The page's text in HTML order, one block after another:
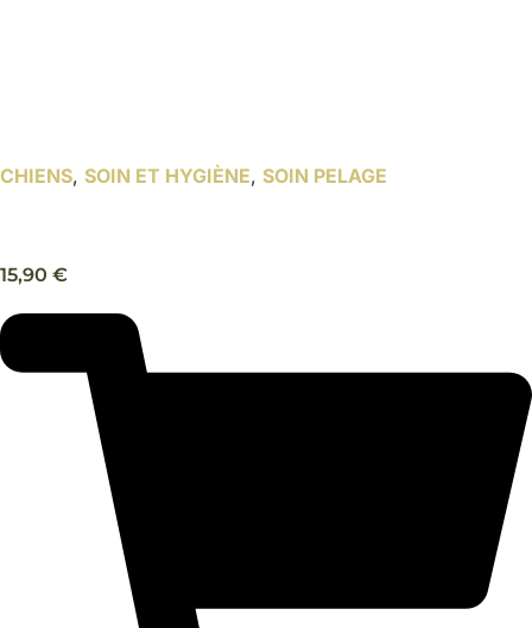
CHIENS, SOIN ET HYGIÈNE, SOIN PELAGE
15,90 €